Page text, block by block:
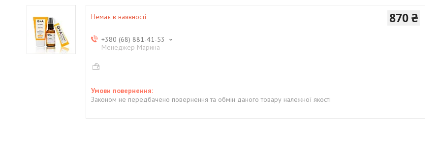
Немає в наявності 870 ₴
+380 (68) 881-41-53
Менеджер Марина
Законом не передбачено повернення та обмін даного товару належної якості